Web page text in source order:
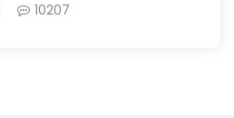
10207